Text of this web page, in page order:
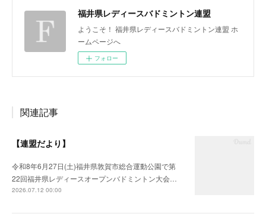
福井県レディースバドミントン連盟
ようこそ！ 福井県レディースバドミントン連盟 ホ
ームページへ
フォロー
関連記事
【連盟だより】
令和8年6月27日(土)福井県敦賀市総合運動公園で第
22回福井県レディースオープンバドミントン大会…
2026.07.12 00:00